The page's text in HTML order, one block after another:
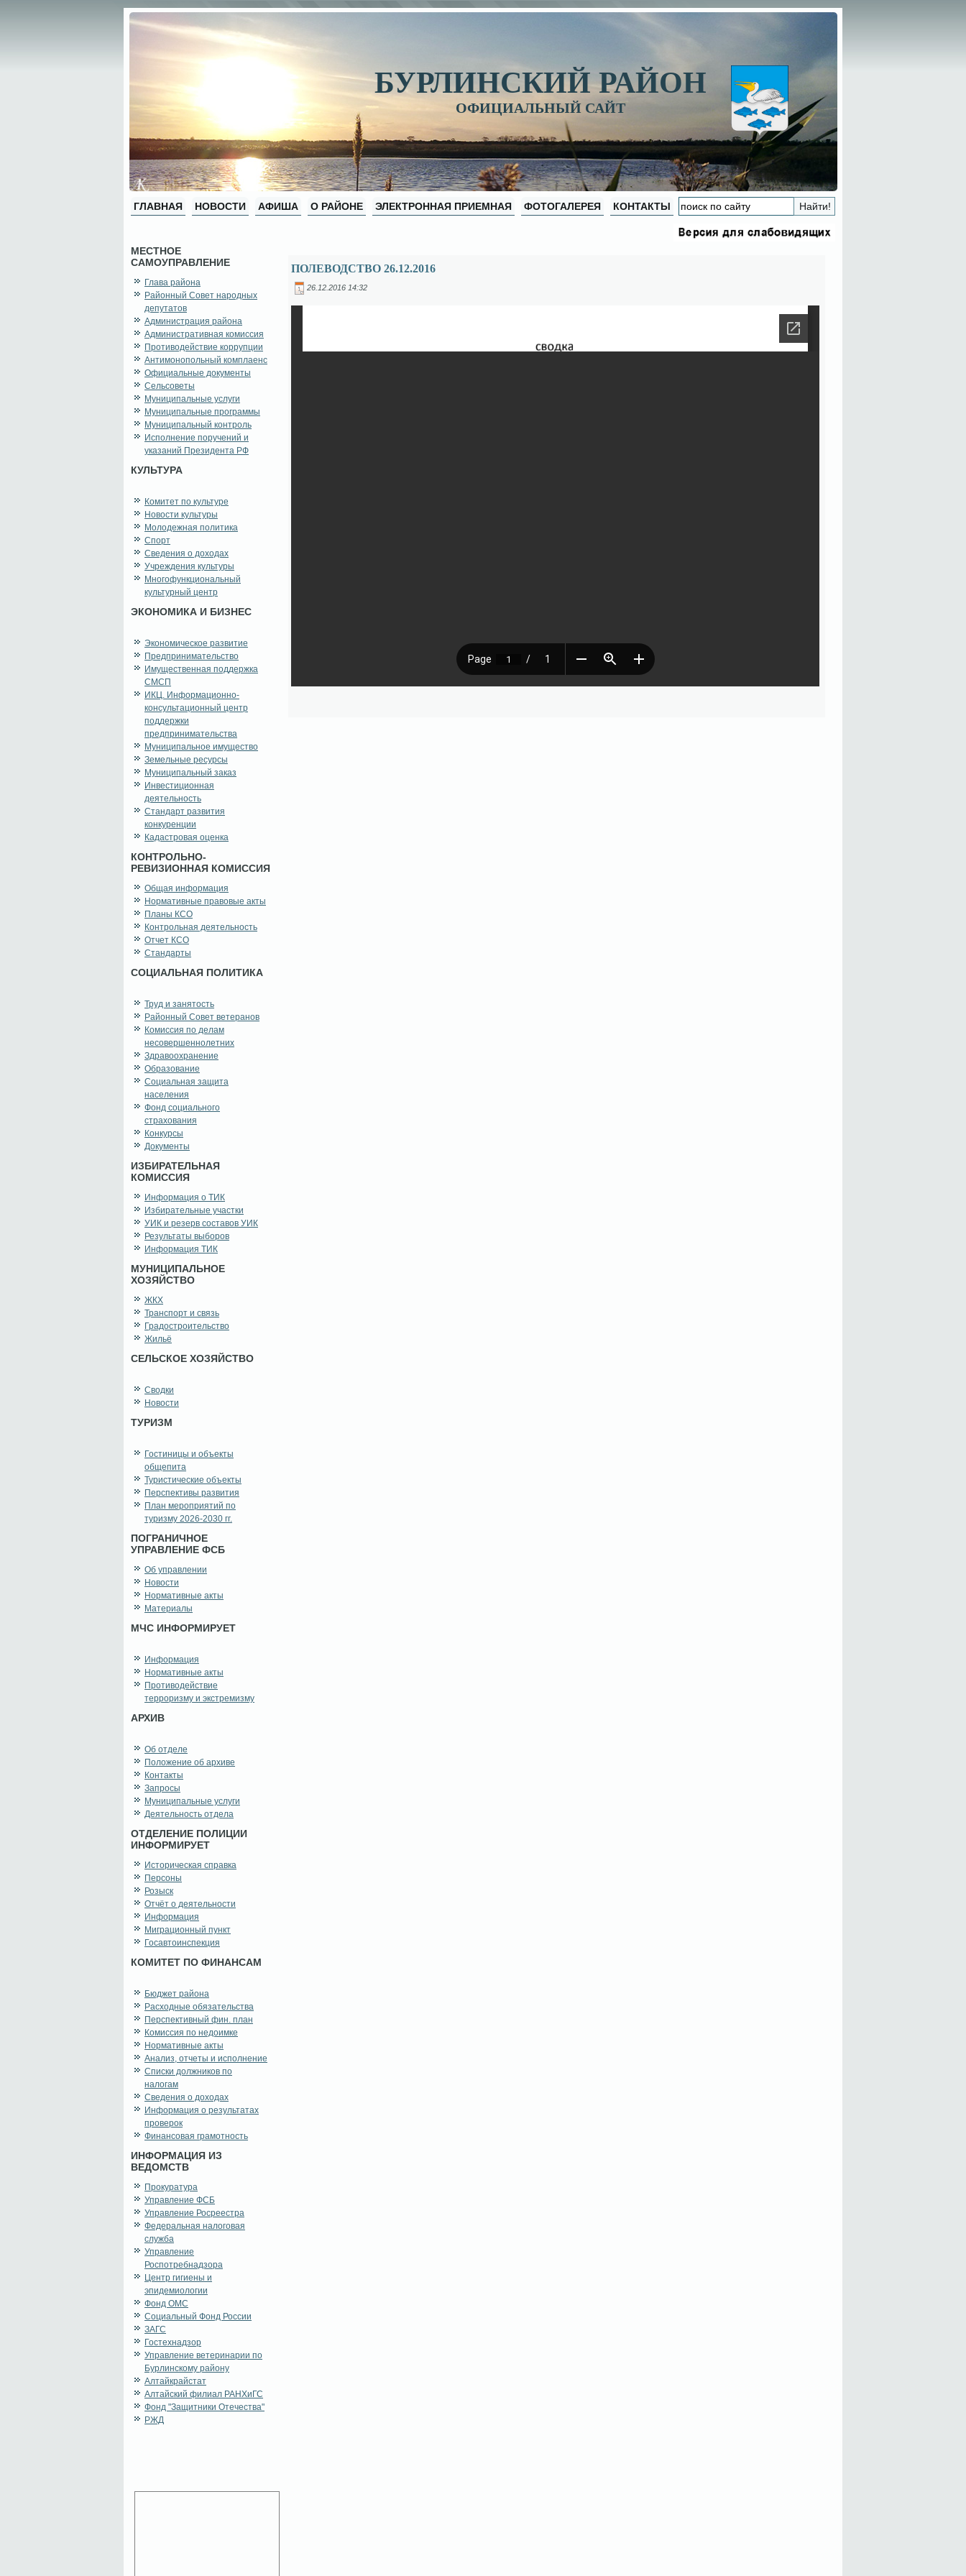
БУРЛИНСКИЙ РАЙОН
ОФИЦИАЛЬНЫЙ САЙТ
ГЛАВНАЯ НОВОСТИ АФИША О РАЙОНЕ ЭЛЕКТРОННАЯ ПРИЕМНАЯ ФОТОГАЛЕРЕЯ КОНТАКТЫ
МЕСТНОЕ
САМОУПРАВЛЕНИЕ
Глава района
Районный Совет народных
депутатов
Администрация района
Административная комиссия
Противодействие коррупции
Антимонопольный комплаенс
Официальные документы
Сельсоветы
Муниципальные услуги
Муниципальные программы
Муниципальный контроль
Исполнение поручений и
указаний Президента РФ
КУЛЬТУРА
Комитет по культуре
Новости культуры
Молодежная политика
Спорт
Сведения о доходах
Учреждения культуры
Многофункциональный
культурный центр
ЭКОНОМИКА И БИЗНЕС
Экономическое развитие
Предпринимательство
Имущественная поддержка
СМСП
ИКЦ. Информационно-
консультационный центр
поддержки
предпринимательства
Муниципальное имущество
Земельные ресурсы
Муниципальный заказ
Инвестиционная
деятельность
Стандарт развития
конкуренции
Кадастровая оценка
КОНТРОЛЬНО-
РЕВИЗИОННАЯ КОМИССИЯ
Общая информация
Нормативные правовые акты
Планы КСО
Контрольная деятельность
Отчет КСО
Стандарты
СОЦИАЛЬНАЯ ПОЛИТИКА
Труд и занятость
Районный Совет ветеранов
Комиссия по делам
несовершеннолетних
Здравоохранение
Образование
Социальная защита
населения
Фонд социального
страхования
Конкурсы
Документы
ИЗБИРАТЕЛЬНАЯ
КОМИССИЯ
Информация о ТИК
Избирательные участки
УИК и резерв составов УИК
Результаты выборов
Информация ТИК
МУНИЦИПАЛЬНОЕ
ХОЗЯЙСТВО
ЖКХ
Транспорт и связь
Градостроительство
Жильё
СЕЛЬСКОЕ ХОЗЯЙСТВО
Сводки
Новости
ТУРИЗМ
Гостиницы и объекты
общепита
Туристические объекты
Перспективы развития
План мероприятий по
туризму 2026-2030 гг.
ПОГРАНИЧНОЕ
УПРАВЛЕНИЕ ФСБ
Об управлении
Новости
Нормативные акты
Материалы
МЧС ИНФОРМИРУЕТ
Информация
Нормативные акты
Противодействие
терроризму и экстремизму
АРХИВ
Об отделе
Положение об архиве
Контакты
Запросы
Муниципальные услуги
Деятельность отдела
ОТДЕЛЕНИЕ ПОЛИЦИИ
ИНФОРМИРУЕТ
Историческая справка
Персоны
Розыск
Отчёт о деятельности
Информация
Миграционный пункт
Госавтоинспекция
КОМИТЕТ ПО ФИНАНСАМ
Бюджет района
Расходные обязательства
Перспективный фин. план
Комиссия по недоимке
Нормативные акты
Анализ, отчеты и исполнение
Списки должников по
налогам
Сведения о доходах
Информация о результатах
проверок
Финансовая грамотность
ИНФОРМАЦИЯ ИЗ
ВЕДОМСТВ
Прокуратура
Управление ФСБ
Управление Росреестра
Федеральная налоговая
служба
Управление
Роспотребнадзора
Центр гигиены и
эпидемиологии
Фонд ОМС
Социальный Фонд России
ЗАГС
Гостехнадзор
Управление ветеринарии по
Бурлинскому району
Алтайкрайстат
Алтайский филиал РАНХиГС
Фонд "Защитники Отечества"
РЖД
ПОЛЕВОДСТВО 26.12.2016
26.12.2016 14:32